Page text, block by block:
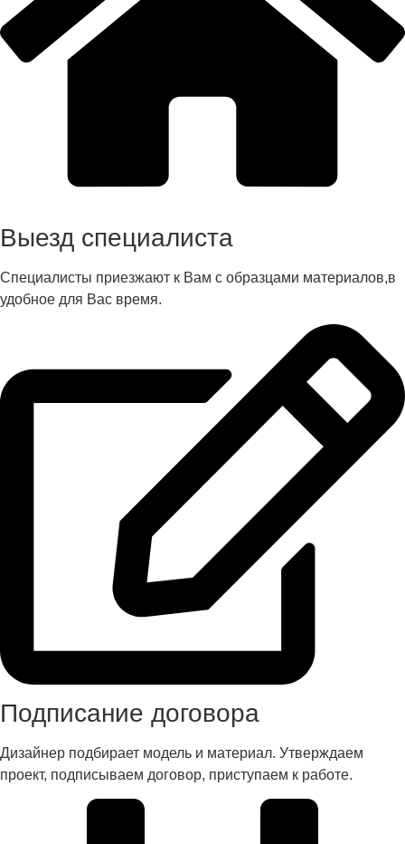
Выезд специалиста
Специалисты приезжают к Вам с образцами материалов,в
удобное для Вас время.
Подписание договора
Дизайнер подбирает модель и материал. Утверждаем
проект, подписываем договор, приступаем к работе.